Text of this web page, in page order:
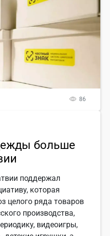
86
больше
поддержал
которая
целого ряда товаров
производства,
видеоигры,